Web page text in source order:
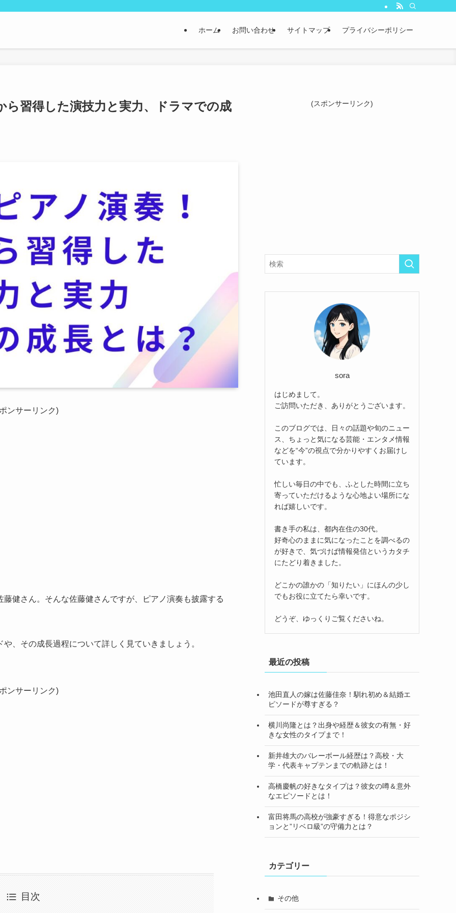
ホーム お問い合わせ サイトマップ プライバシーポリシー
ら習得した演技力と実力、ドラマでの成
ンサーリンク)
健さん。そんな佐藤健さんですが、ピアノ演奏も披露する
、その成長過程について詳しく見ていきましょう。
ンサーリンク)
目次
(スポンサーリンク)
sora
はじめまして。
ご訪問いただき、ありがとうございます。
このブログでは、日々の話題や旬のニュー
ス、ちょっと気になる芸能・エンタメ情報
などを“今”の視点で分かりやすくお届けし
ています。
忙しい毎日の中でも、ふとした時間に立ち
寄っていただけるような心地よい場所にな
れば嬉しいです。
書き手の私は、都内在住の30代。
好奇心のままに気になったことを調べるの
が好きで、気づけば情報発信というカタチ
にたどり着きました。
どこかの誰かの「知りたい」にほんの少し
でもお役に立てたら幸いです。
どうぞ、ゆっくりご覧くださいね。
最近の投稿
池田直人の嫁は佐藤佳奈！馴れ初め＆結婚エ
ピソードが尊すぎる？
横川尚隆とは？出身や経歴＆彼女の有無・好
きな女性のタイプまで！
新井雄大のバレーボール経歴は？高校・大
学・代表キャプテンまでの軌跡とは！
高橋慶帆の好きなタイプは？彼女の噂＆意外
なエピソードとは！
富田将馬の高校が強豪すぎる！得意なポジシ
ョンと”リベロ級”の守備力とは？
カテゴリー
その他